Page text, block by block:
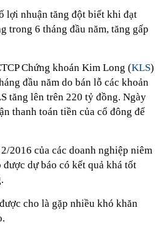
lợi nhuận tăng đột biết khi đạt
trong 6 tháng đầu năm, tăng gấp
Chứng khoán Kim Long (KLS)
đầu năm do bán lỗ các khoản
tăng lên trên 220 tỷ đồng. Ngày
thanh toán tiền của cổ đông để
2016 của các doanh nghiệp niêm
dự báo có kết quả khá tốt
cho là gặp nhiều khó khăn